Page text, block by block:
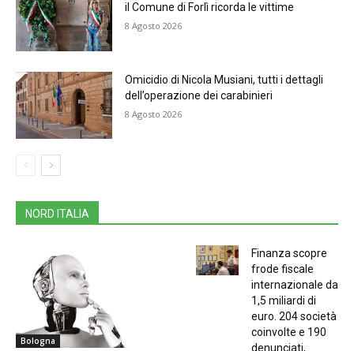
il Comune di Forlì ricorda le vittime
8 Agosto 2026
Omicidio di Nicola Musiani, tutti i dettagli
dell’operazione dei carabinieri
8 Agosto 2026
NORD ITALIA
Bologna
Finanza scopre
frode fiscale
internazionale da
1,5 miliardi di
euro. 204 società
coinvolte e 190
denunciati,